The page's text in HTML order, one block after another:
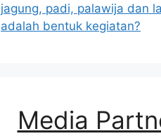
jagung, padi, palawija dan
adalah bentuk kegiatan?
Media